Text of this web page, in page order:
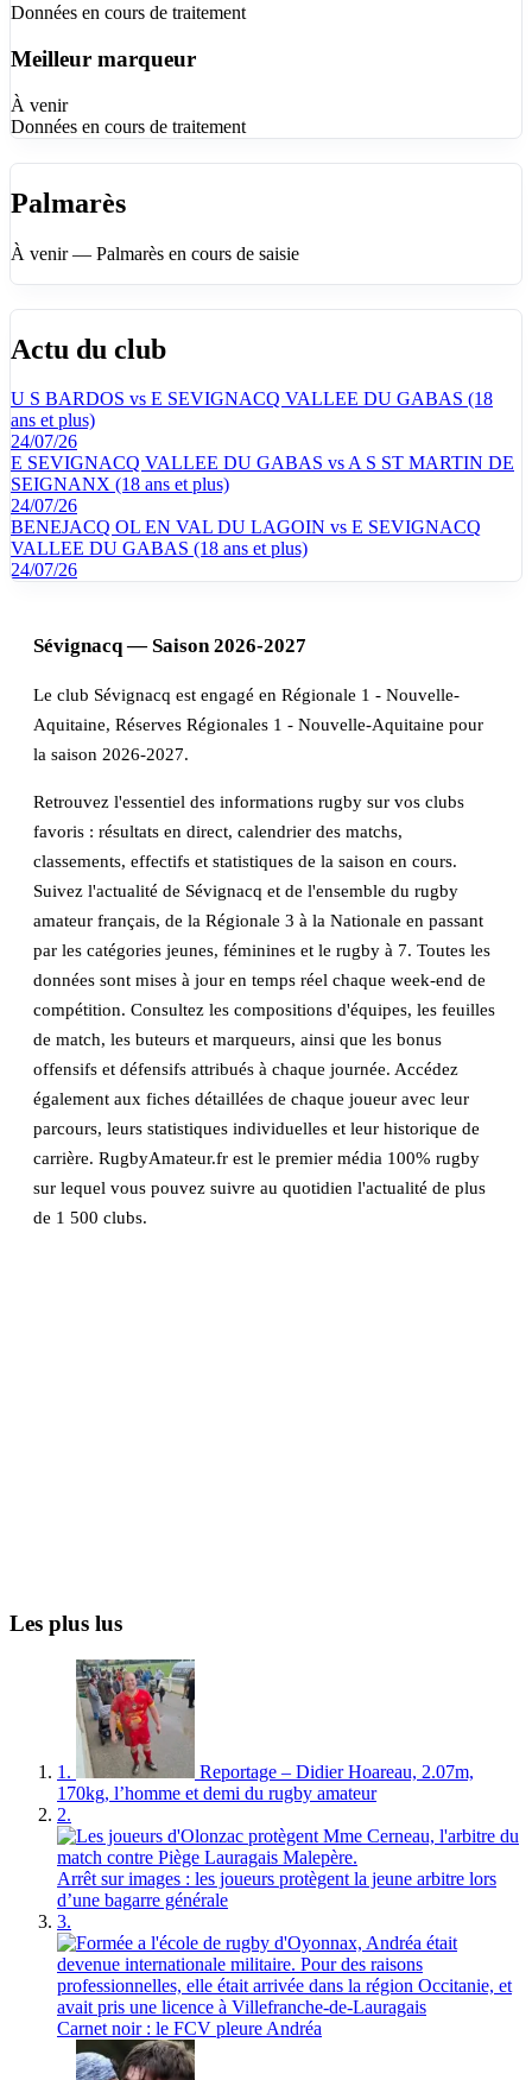
Données en cours de traitement
Meilleur marqueur
À venir
Données en cours de traitement
Palmarès
À venir — Palmarès en cours de saisie
Actu du club
U S BARDOS vs E SEVIGNACQ VALLEE DU GABAS (18
ans et plus)
24/07/26
E SEVIGNACQ VALLEE DU GABAS vs A S ST MARTIN DE
SEIGNANX (18 ans et plus)
24/07/26
BENEJACQ OL EN VAL DU LAGOIN vs E SEVIGNACQ
VALLEE DU GABAS (18 ans et plus)
24/07/26
Sévignacq — Saison 2026-2027
Le club Sévignacq est engagé en Régionale 1 - Nouvelle-
Aquitaine, Réserves Régionales 1 - Nouvelle-Aquitaine pour
la saison 2026-2027.
Retrouvez l'essentiel des informations rugby sur vos clubs
favoris : résultats en direct, calendrier des matchs,
classements, effectifs et statistiques de la saison en cours.
Suivez l'actualité de Sévignacq et de l'ensemble du rugby
amateur français, de la Régionale 3 à la Nationale en passant
par les catégories jeunes, féminines et le rugby à 7. Toutes les
données sont mises à jour en temps réel chaque week-end de
compétition. Consultez les compositions d'équipes, les feuilles
de match, les buteurs et marqueurs, ainsi que les bonus
offensifs et défensifs attribués à chaque journée. Accédez
également aux fiches détaillées de chaque joueur avec leur
parcours, leurs statistiques individuelles et leur historique de
carrière. RugbyAmateur.fr est le premier média 100% rugby
sur lequel vous pouvez suivre au quotidien l'actualité de plus
de 1 500 clubs.
Les plus lus
1.
Reportage – Didier Hoareau, 2.07m,
170kg, l’homme et demi du rugby amateur
2.
Arrêt sur images : les joueurs protègent la jeune arbitre lors
d’une bagarre générale
3.
Carnet noir : le FCV pleure Andréa